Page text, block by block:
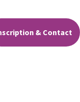
& Contact